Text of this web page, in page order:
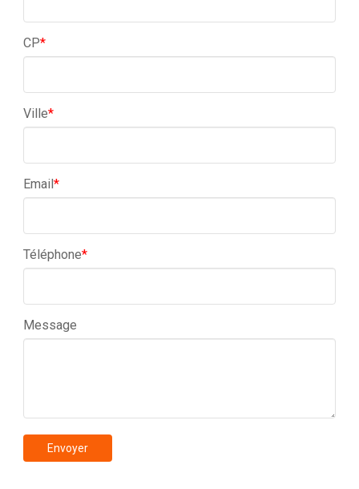
CP*
Ville*
Email*
Téléphone*
Message
Envoyer